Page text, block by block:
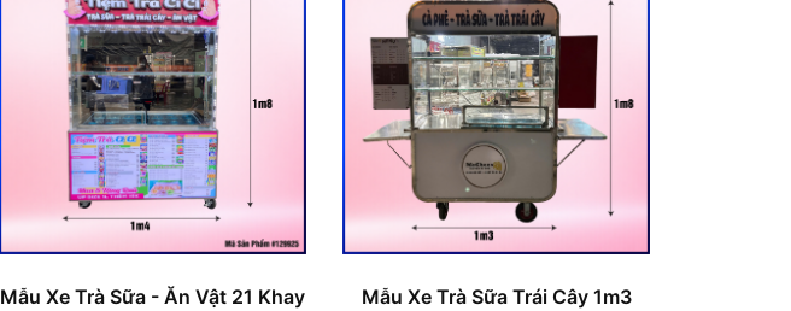
Mẫu Xe Trà Sữa - Ăn Vật 21 Khay
Mẫu Xe Trà Sữa Trái Cây 1m3